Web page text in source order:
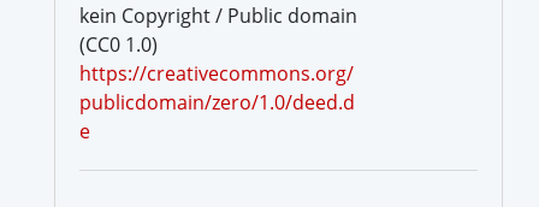
kein Copyright / Public domain
(CC0 1.0)
https://creativecommons.org/
publicdomain/zero/1.0/deed.d
e